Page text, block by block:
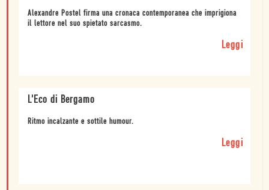
Alexandre Postel firma una cronaca contemporanea che imprigiona
il lettore nel suo spietato sarcasmo.
Leggi
L'Eco di Bergamo
Ritmo incalzante e sottile humour.
Leggi